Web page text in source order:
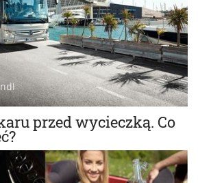
przed wycieczką. Co